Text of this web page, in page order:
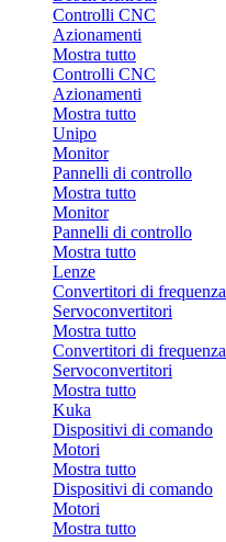
Controlli CNC
Azionamenti
Mostra tutto
Controlli CNC
Azionamenti
Mostra tutto
Unipo
Monitor
Pannelli di controllo
Mostra tutto
Monitor
Pannelli di controllo
Mostra tutto
Lenze
Convertitori di frequenza
Servoconvertitori
Mostra tutto
Convertitori di frequenza
Servoconvertitori
Mostra tutto
Kuka
Dispositivi di comando
Motori
Mostra tutto
Dispositivi di comando
Motori
Mostra tutto